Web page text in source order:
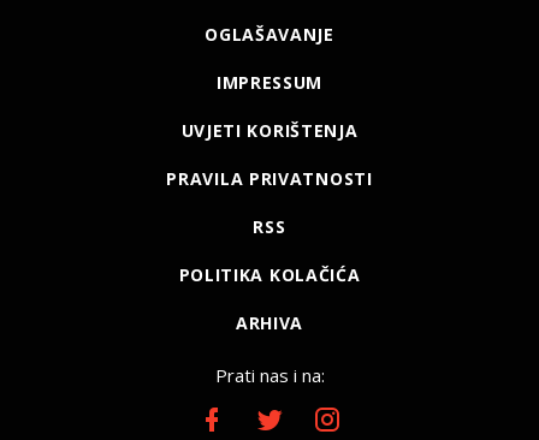
OGLAŠAVANJE
IMPRESSUM
UVJETI KORIŠTENJA
PRAVILA PRIVATNOSTI
RSS
POLITIKA KOLAČIĆA
ARHIVA
Prati nas i na: